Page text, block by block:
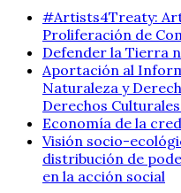
#Artists4Treaty:
Proliferación de
Defender la Tierra
Aportación al
Naturaleza y
Derechos
Economía de la
Visión socio-
distribución de
en la acción social